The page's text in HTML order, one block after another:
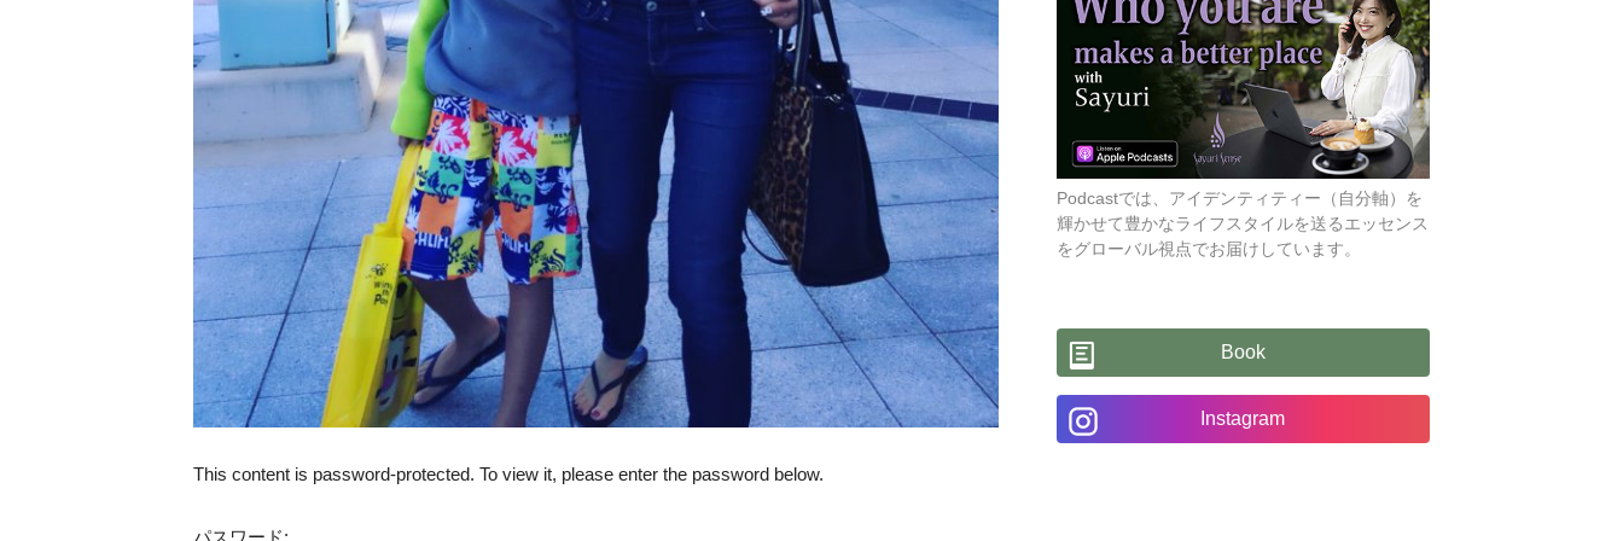
This content is password-protected. To view it, please enter the password below.
Podcastでは、アイデンティティー（自分軸）を
輝かせて豊かなライフスタイルを送るエッセンス
をグローバル視点でお届けしています。
Book
Instagram